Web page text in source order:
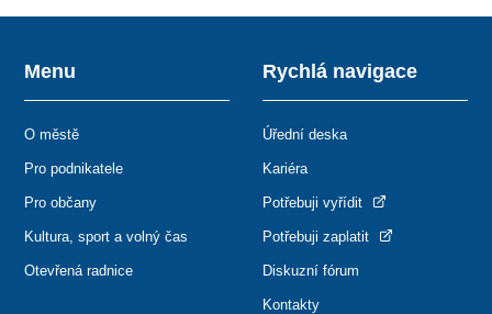
Menu
O městě
Pro podnikatele
Pro občany
Kultura, sport a volný čas
Otevřená radnice
Rychlá navigace
Úřední deska
Kariéra
Potřebuji vyřídit
Potřebuji zaplatit
Diskuzní fórum
Kontakty